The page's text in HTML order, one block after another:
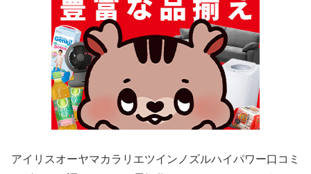
アイリスオーヤマカラリエツインノズルハイパワー口コミ